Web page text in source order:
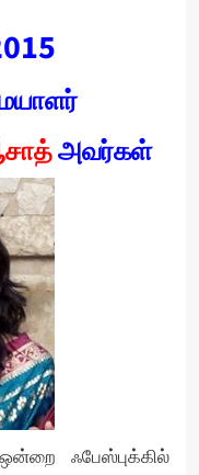
அவர்கள்
ஒன்றை ஃபேஸ்புக்கில்